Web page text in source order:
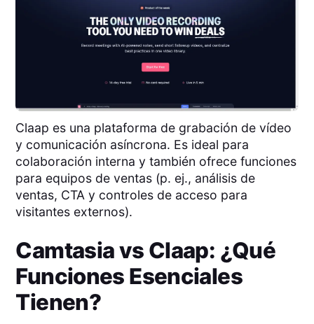
Claap es una plataforma de grabación de vídeo
y comunicación asíncrona. Es ideal para
colaboración interna y también ofrece funciones
para equipos de ventas (p. ej., análisis de
ventas, CTA y controles de acceso para
visitantes externos).
Camtasiavs Claap: ¿Qué
Funciones Esenciales
Tienen?